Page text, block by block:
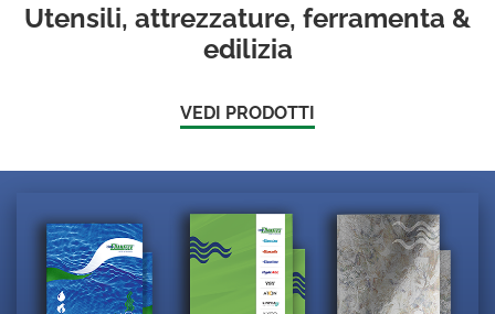
Utensili, attrezzature, ferramenta &
edilizia
VEDI PRODOTTI